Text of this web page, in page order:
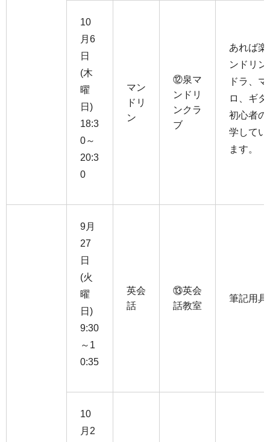
10
月6
日
(木
曜
日)
18:3
0～
20:3
0
マン
ドリ
ン
⑫泉マ
ンドリ
ンクラ
ブ
あれば
ンドリ
ドラ、
ロ、ギ
初心者の
学してい
ます。
9月
27
日
(火
曜
日)
9:30
～1
0:35
英会
話
⑬英会
話教室
筆記用具
10
月2